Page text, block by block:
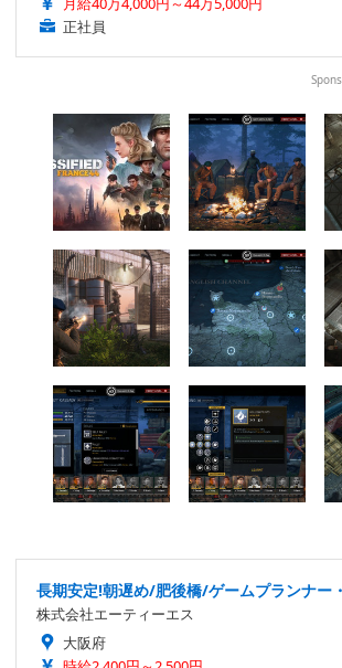
正社員
長期安定!朝遅め/肥後橋/ゲームプランナー
株式会社エーティーエス
大阪府